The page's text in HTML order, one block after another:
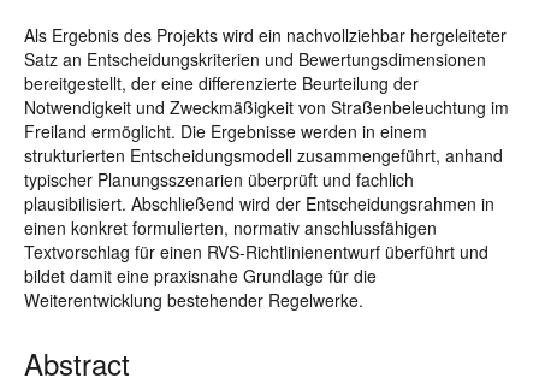
Als Ergebnis des Projekts wird ein nachvollziehbar hergeleiteter
Satz an Entscheidungskriterien und Bewertungsdimensionen
bereitgestellt, der eine differenzierte Beurteilung der
Notwendigkeit und Zweckmäßigkeit von Straßenbeleuchtung im
Freiland ermöglicht. Die Ergebnisse werden in einem
strukturierten Entscheidungsmodell zusammengeführt, anhand
typischer Planungsszenarien überprüft und fachlich
plausibilisiert. Abschließend wird der Entscheidungsrahmen in
einen konkret formulierten, normativ anschlussfähigen
Textvorschlag für einen RVS-Richtlinienentwurf überführt und
bildet damit eine praxisnahe Grundlage für die
Weiterentwicklung bestehender Regelwerke.
Abstract